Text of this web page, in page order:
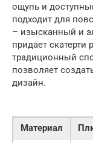
ощупь и
подходит для
– изысканный и
придает
традиционный
позволяет
дизайн.
Материал